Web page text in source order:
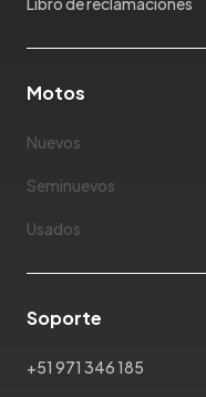
Motos
Nuevos
Seminuevos
Usados
Soporte
+51 971 346 185